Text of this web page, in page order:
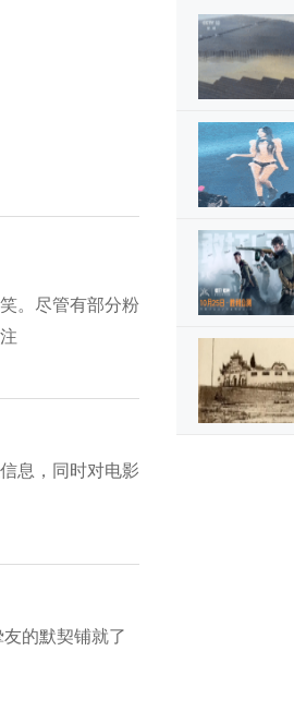
。尽管有部分粉
息，同时对电影
的默契铺就了